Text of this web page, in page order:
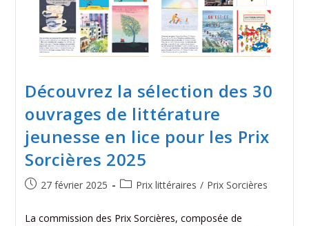
Découvrez la sélection des 30
ouvrages de littérature
jeunesse en lice pour les Prix
Sorcières 2025
27 février 2025 Prix littéraires / Prix Sorcières
La commission des Prix Sorcières, composée de